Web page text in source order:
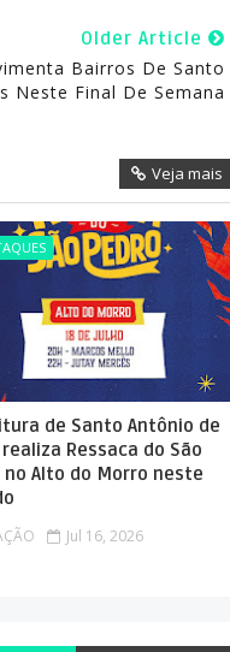
Older Article
Bairros De Santo
Neste Final De Semana
Veja mais
de Santo Antônio de
realiza Ressaca do São
no Alto do Morro neste
Jul 16, 2026